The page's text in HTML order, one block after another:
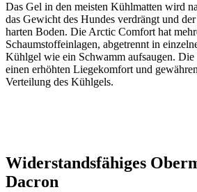
Das Gel in den meisten Kühlmatten wird
das Gewicht des Hundes verdrängt und
harten Boden. Die Arctic Comfort hat
Schaumstoffeinlagen, abgetrennt in
Kühlgel wie ein Schwamm aufsaugen.
einen erhöhten Liegekomfort und
Verteilung des Kühlgels.
Widerstandsfähiges
Dacron